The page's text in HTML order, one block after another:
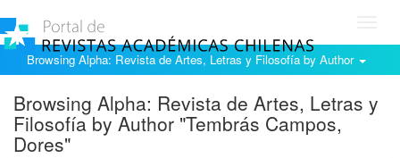
Browsing Alpha: Revista de Artes, Letras y Filosofía by Author
Browsing Alpha: Revista de Artes, Letras y
Filosofía by Author "Tembrás Campos,
Dores"